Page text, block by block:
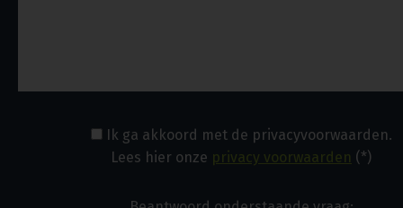
Ik ga akkoord met de privacyvoorwaarden.
Lees hier onze privacy voorwaarden (*)